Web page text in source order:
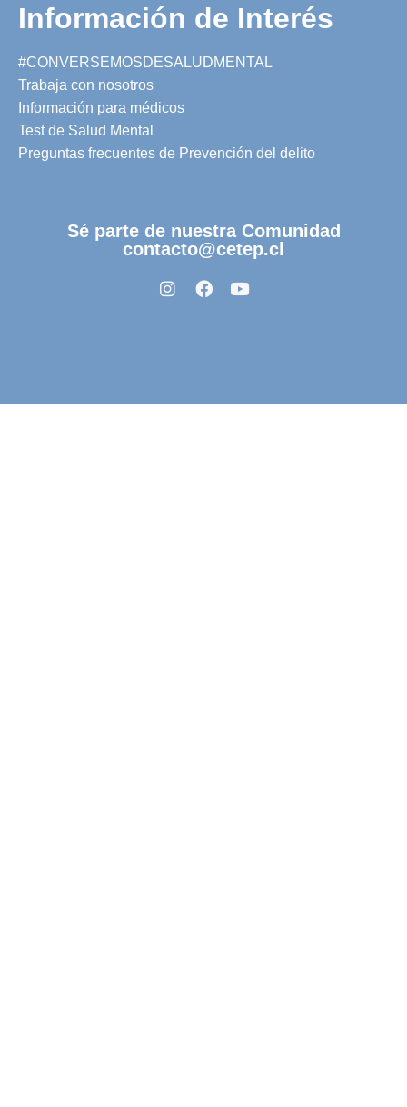
Información de Interés
#CONVERSEMOSDESALUDMENTAL
Trabaja con nosotros
Información para médicos
Test de Salud Mental
Preguntas frecuentes de Prevención del delito
Sé parte de nuestra Comunidad
contacto@cetep.cl